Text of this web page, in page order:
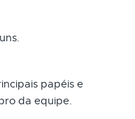
papéis e
da equipe.